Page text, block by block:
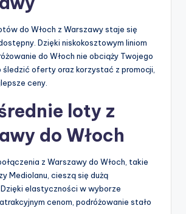
do Włoch z Warszawy staje się
Dzięki niskokosztowym liniom
do Włoch nie obciąży Twojego
śledzić oferty oraz korzystać z promocji,
ceny.
loty z
do Włoch
z Warszawy do Włoch, takie
Mediolanu, cieszą się dużą
elastyczności w wyborze
cenom, podróżowanie stało